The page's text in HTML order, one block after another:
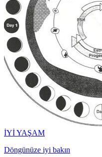
İYİ YAŞAM
Döngünüze iyi bakın